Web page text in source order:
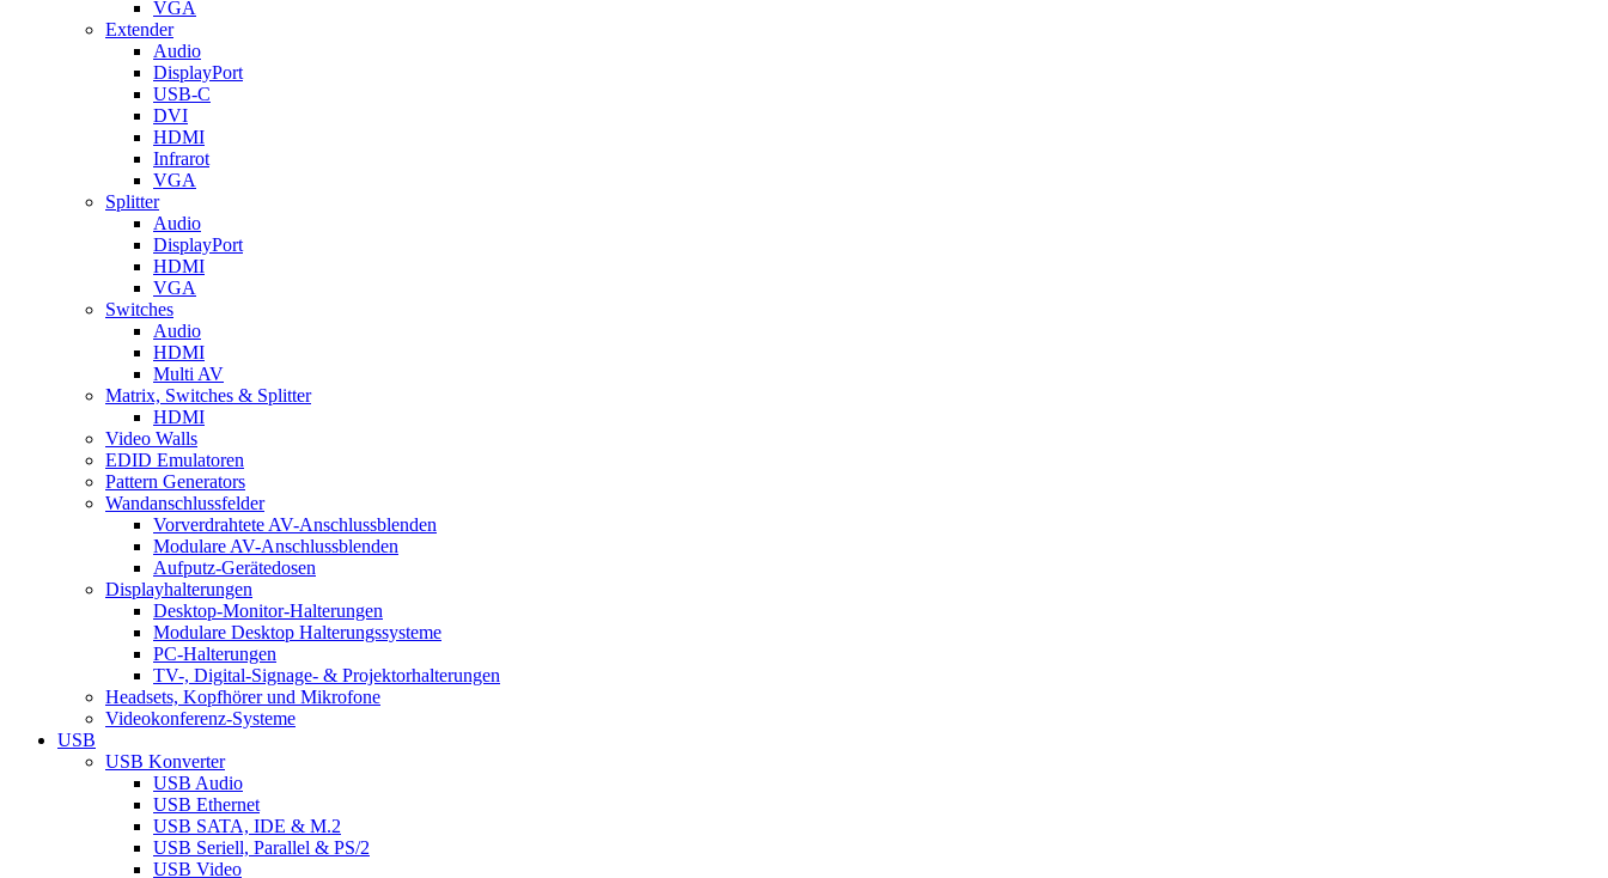
VGA
Extender
Audio
DisplayPort
USB-C
DVI
HDMI
Infrarot
VGA
Splitter
Audio
DisplayPort
HDMI
VGA
Switches
Audio
HDMI
Multi AV
Matrix, Switches & Splitter
HDMI
Video Walls
EDID Emulatoren
Pattern Generators
Wandanschlussfelder
Vorverdrahtete AV-Anschlussblenden
Modulare AV-Anschlussblenden
Aufputz-Gerätedosen
Displayhalterungen
Desktop-Monitor-Halterungen
Modulare Desktop Halterungssysteme
PC-Halterungen
TV-, Digital-Signage- & Projektorhalterungen
Headsets, Kopfhörer und Mikrofone
Videokonferenz-Systeme
USB
USB Konverter
USB Audio
USB Ethernet
USB SATA, IDE & M.2
USB Seriell, Parallel & PS/2
USB Video